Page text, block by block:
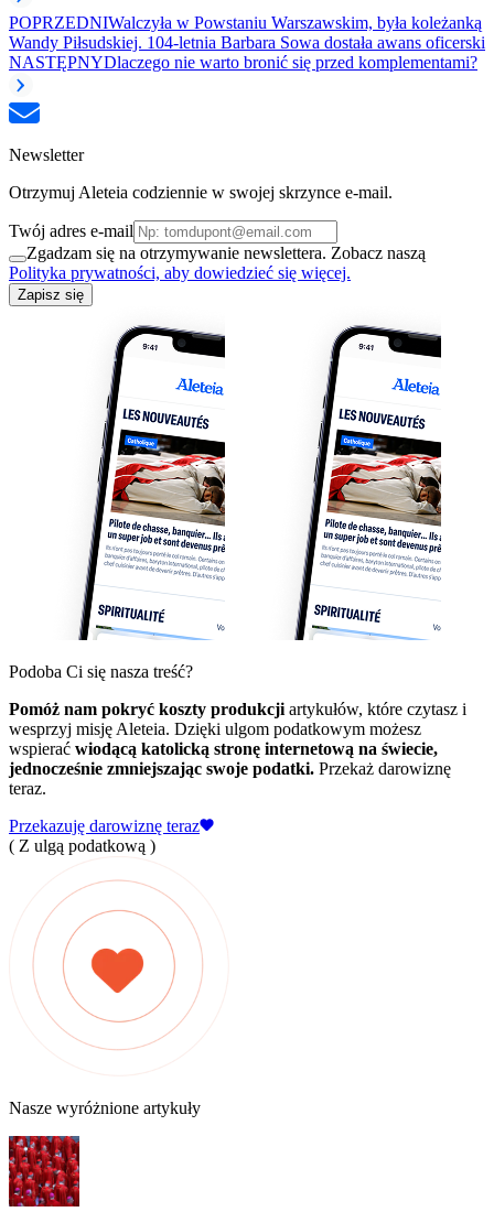
POPRZEDNIWalczyła w Powstaniu Warszawskim, była koleżanką
Wandy Piłsudskiej. 104-letnia Barbara Sowa dostała awans oficerski
NASTĘPNYDlaczego nie warto bronić się przed komplementami?
Newsletter
Otrzymuj Aleteia codziennie w swojej skrzynce e-mail.
Twój adres e-mail
Zgadzam się na otrzymywanie newslettera. Zobacz naszą
Polityka prywatności, aby dowiedzieć się więcej.
Zapisz się
Podoba Ci się nasza treść?
Pomóż nam pokryć koszty produkcji artykułów, które czytasz i
wesprzyj misję Aleteia. Dzięki ulgom podatkowym możesz
wspierać wiodącą katolicką stronę internetową na świecie,
jednocześnie zmniejszając swoje podatki. Przekaż darowiznę
teraz.
Przekazuję darowiznę teraz
( Z ulgą podatkową )
Nasze wyróżnione artykuły